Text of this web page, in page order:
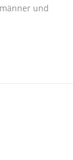
und